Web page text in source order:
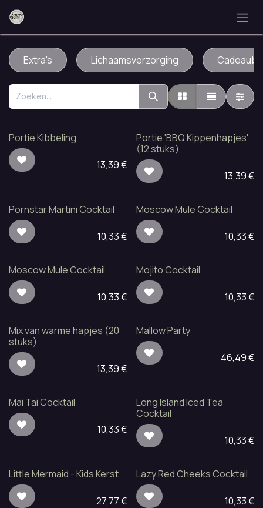
Overslaan naar inhoud
Extra's Lichaamsverzorging
Portie Kibbeling
13,39€
Portie 'BBQ Kippenhapjes'
(12 stuks)
13,39€
Pornstar Martini Cocktail
10,33€
Moscow Mule Cocktail
10,33€
Moscow Mule Cocktail
10,33€
Mojito Cocktail
10,33€
Mix van warme hapjes (20
stuks)
13,39€
Mallow Party
46,49€
Mai Tai Cocktail
10,33€
Long Island Iced Tea
Cocktail
10,33€
Little Mermaid - Kids Kerst
27,77€
Lazy Red Cheeks Cocktail
10,33€